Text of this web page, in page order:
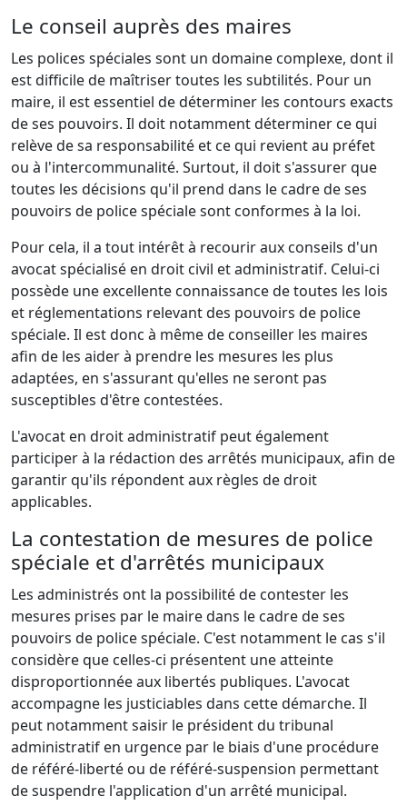
Le conseil auprès des maires
Les polices spéciales sont un domaine complexe, dont il
est difficile de maîtriser toutes les subtilités. Pour un
maire, il est essentiel de déterminer les contours exacts
de ses pouvoirs. Il doit notamment déterminer ce qui
relève de sa responsabilité et ce qui revient au préfet
ou à l'intercommunalité. Surtout, il doit s'assurer que
toutes les décisions qu'il prend dans le cadre de ses
pouvoirs de police spéciale sont conformes à la loi.
Pour cela, il a tout intérêt à recourir aux conseils d'un
avocat spécialisé en droit civil et administratif. Celui-ci
possède une excellente connaissance de toutes les lois
et réglementations relevant des pouvoirs de police
spéciale. Il est donc à même de conseiller les maires
afin de les aider à prendre les mesures les plus
adaptées, en s'assurant qu'elles ne seront pas
susceptibles d'être contestées.
L'avocat en droit administratif peut également
participer à la rédaction des arrêtés municipaux, afin de
garantir qu'ils répondent aux règles de droit
applicables.
La contestation de mesures de police
spéciale et d'arrêtés municipaux
Les administrés ont la possibilité de contester les
mesures prises par le maire dans le cadre de ses
pouvoirs de police spéciale. C'est notamment le cas s'il
considère que celles-ci présentent une atteinte
disproportionnée aux libertés publiques. L'avocat
accompagne les justiciables dans cette démarche. Il
peut notamment saisir le président du tribunal
administratif en urgence par le biais d'une procédure
de référé-liberté ou de référé-suspension permettant
de suspendre l'application d'un arrêté municipal.